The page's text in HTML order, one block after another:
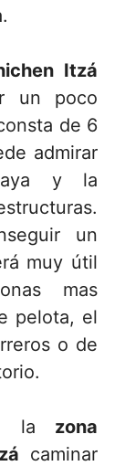
Itzá
un poco
de 6
admirar
y la
un
muy útil
mas
pelota, el
o de
la zona
caminar